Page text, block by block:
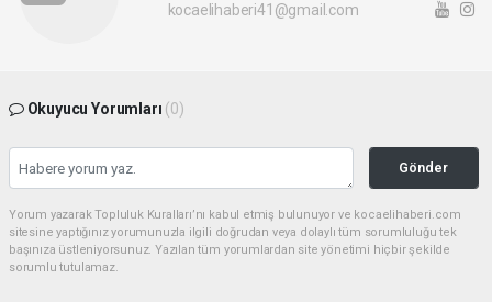
kocaelihaberi41@gmail.com
Okuyucu Yorumları (0)
Gönder
Yorum yazarak Topluluk Kuralları’nı kabul etmiş bulunuyor ve kocaelihaberi.com
sitesine yaptığınız yorumunuzla ilgili doğrudan veya dolaylı tüm sorumluluğu tek
başınıza üstleniyorsunuz. Yazılan tüm yorumlardan site yönetimi hiçbir şekilde
sorumlu tutulamaz.